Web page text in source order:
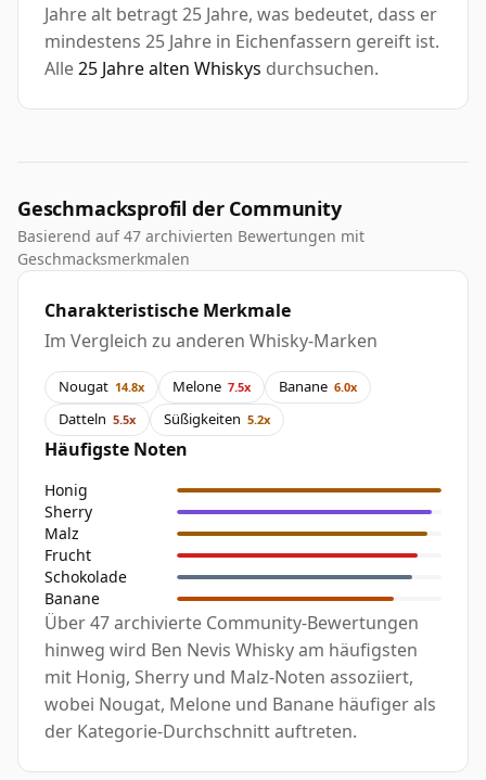
Jahre alt betragt 25 Jahre, was bedeutet, dass er
mindestens 25 Jahre in Eichenfassern gereift ist.
Alle25 Jahre alten Whiskys durchsuchen.
Geschmacksprofil der Community
Basierend auf 47 archivierten Bewertungen mit
Geschmacksmerkmalen
Charakteristische Merkmale
Im Vergleich zu anderen Whisky-Marken
Nougat 14.8x Melone 7.5x Banane 6.0x
Datteln 5.5x Süßigkeiten 5.2x
Häufigste Noten
Honig
Sherry
Malz
Frucht
Schokolade
Banane
Über 47 archivierte Community-Bewertungen
hinweg wird Ben Nevis Whisky am häufigsten
mit Honig, Sherry und Malz-Noten assoziiert,
wobei Nougat, Melone und Banane häufiger als
der Kategorie-Durchschnitt auftreten.